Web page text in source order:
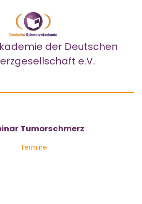
der Deutschen
e.V.
Tumorschmerz
Termine